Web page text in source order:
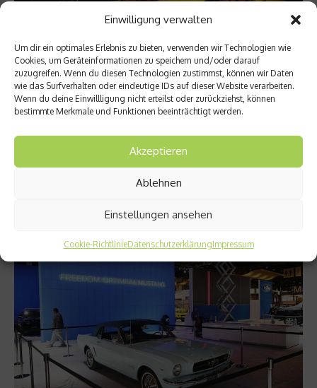
Einwilligung verwalten
Um dir ein optimales Erlebnis zu bieten, verwenden wir Technologien wie
Cookies, um Geräteinformationen zu speichern und/oder darauf
zuzugreifen. Wenn du diesen Technologien zustimmst, können wir Daten
wie das Surfverhalten oder eindeutige IDs auf dieser Website verarbeiten.
Wenn du deine Einwillligung nicht erteilst oder zurückziehst, können
bestimmte Merkmale und Funktionen beeinträchtigt werden.
Akzeptieren
Ablehnen
Einstellungen ansehen
Cookie-RichtlinieDatenschutzerklärungImpressum
Fashion & Lifestyle
Luxuswagen der 70er Jahre: Porsche 928
und Lamborghini Countach
Autobauer litten in den 1970er Jahren vor allem durch die
Ölkrise und die damit verbundenen Fahrverbote. Trotzdem